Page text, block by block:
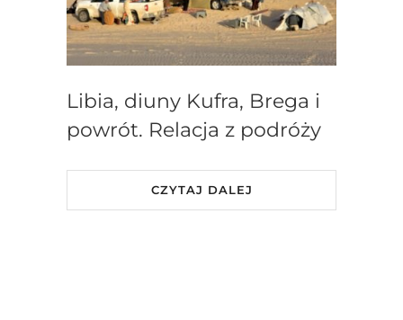
Libia, diuny Kufra, Brega i
powrót. Relacja z podróży
CZYTAJ DALEJ